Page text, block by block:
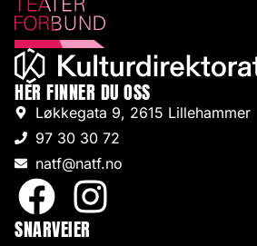
HER FINNER DU OSS
Løkkegata 9, 2615 Lillehammer
97 30 30 72
natf@natf.no
SNARVEIER